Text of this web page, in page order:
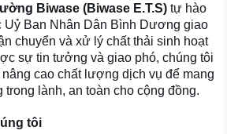
Biwase (Biwase E.T.S) tự hào
Uỷ Ban Nhân Dân Bình Dương giao
chuyển và xử lý chất thải sinh hoạt
sự tin tưởng và giao phó, chúng tôi
cao chất lượng dịch vụ để mang
lành, an toàn cho cộng đồng.
tôi